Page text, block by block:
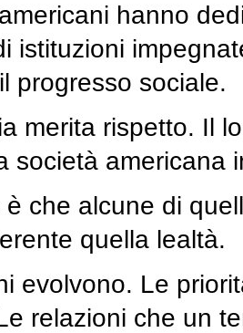
hanno
istituzioni
progresso sociale.
merita rispetto. Il
società americana
è che alcune di
quella lealtà.
evolvono. Le
relazioni che un